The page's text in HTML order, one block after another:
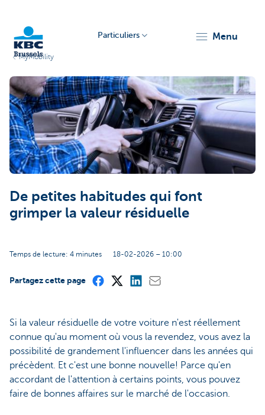
Brussels
Particuliers menu
MyMobility
De petites habitudes qui font
grimper la valeur résiduelle
Temps de lecture: 4 minutes 18-02-2026 – 10:00
Partagez cette page
Si la valeur résiduelle de votre voiture n'est réellement
connue qu'au moment où vous la revendez, vous avez la
possibilité de grandement l'influencer dans les années qui
précèdent. Et c'est une bonne nouvelle! Parce qu'en
accordant de l'attention à certains points, vous pouvez
faire de bonnes affaires sur le marché de l'occasion.